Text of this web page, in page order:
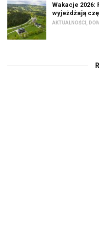
Wakacje
wyjeżdżają
AKTUALNOŚCI